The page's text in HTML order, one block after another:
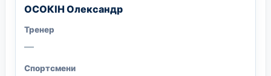
ОСОКІН Олександр
Тренер
—
Спортсмени